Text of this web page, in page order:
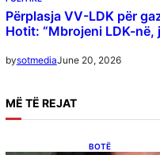
Përplasja VV-LDK për
Hotit: “Mbrojeni LDK-në,
bysotmediaJune 20, 2026
MË TË REJAT
BOTË